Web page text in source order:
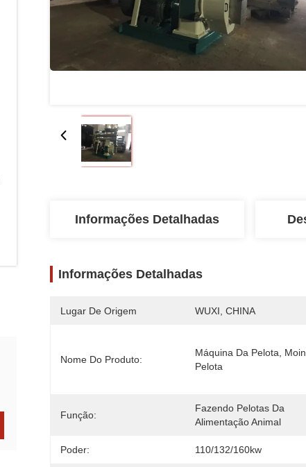
Informações Detalhadas
Informações Detalhadas
Lugar De Origem WUXI, CHINA
Nome Do Produto:
Máquina Da Pelota,
Pelota
Função:
Fazendo Pelotas Da
Alimentação Animal
Poder: 110/132/160kw